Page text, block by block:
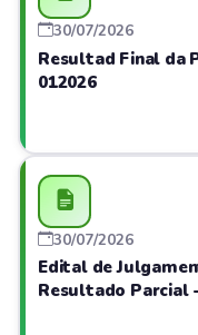
30/07/2026
Resultad Final da
012026
30/07/2026
Edital de
Resultado Parcial